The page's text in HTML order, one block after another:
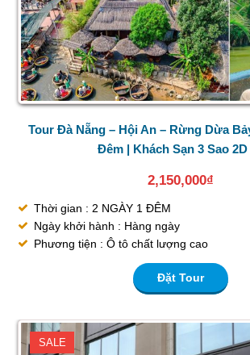
Tour Đà Nẵng – Hội An – Rừng Dừa
Đêm | Khách Sạn 3 Sao 2D
2,150,000₫
Thời gian : 2 NGÀY 1 ĐÊM
Ngày khởi hành : Hàng ngày
Phương tiện : Ô tô chất lượng cao
Đặt Tour
SALE